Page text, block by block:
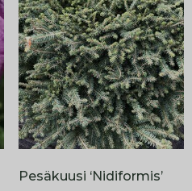
Pesäkuusi ‘Nidiformis’